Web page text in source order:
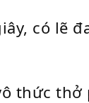
có lẽ
thức